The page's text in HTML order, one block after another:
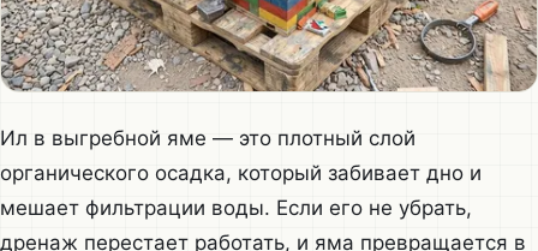
Ил в выгребной яме — это плотный слой
органического осадка, который забивает дно и
мешает фильтрации воды. Если его не убрать,
дренаж перестает работать, и яма превращается в